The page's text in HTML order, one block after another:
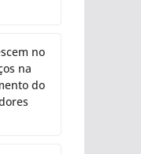
no
na
do